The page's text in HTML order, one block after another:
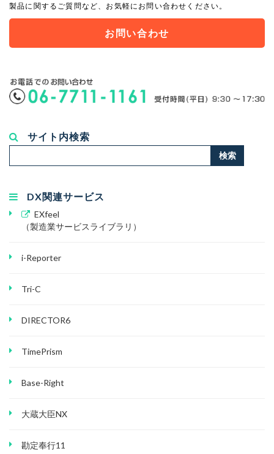
製品に関するご質問など、お気軽にお問い合わせください。
お問い合わせ
サイト内検索
索...
検索
DX関連サービス
EXfeel
（製造業サービスライブラリ）
i-Reporter
Tri-C
DIRECTOR6
TimePrism
Base-Right
大蔵大臣NX
勘定奉行11